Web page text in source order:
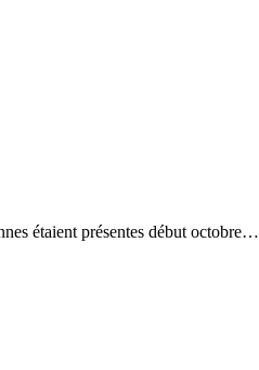
étaient présentes début octobre…